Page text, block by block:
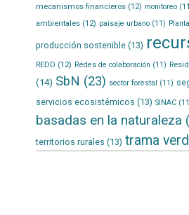
mecanismos financieros(12) monitoreo
ambientales(12) paisaje urbano(11)
producción sostenible(13)
REDD (12) Redes de colaboración (11)
(14) SbN (23) sector forestal (11)
servicios ecosistémicos (13) SINAC
basadas en la naturaleza
territorios rurales (13) trama